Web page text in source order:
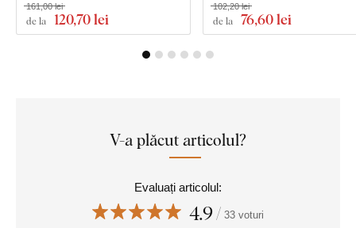
de la 120,70 lei
161,00 lei
de la 76,60 lei
102,20 lei
V-a plăcut articolul?
Evaluați articolul:
4.9 33 voturi